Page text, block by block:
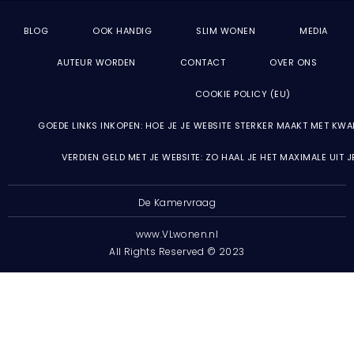
BLOG OOK HANDIG SLIM WONEN MEDIA
AUTEUR WORDEN CONTACT OVER ONS
COOKIE POLICY (EU)
GOEDE LINKS INKOPEN: HOE JE JE WEBSITE STERKER MAAKT MET
VERDIEN GELD MET JE WEBSITE: ZO HAAL JE HET MAXIMALE UIT
De Kamervraag
www.VLwonen.nl
All Rights Reserved © 2023